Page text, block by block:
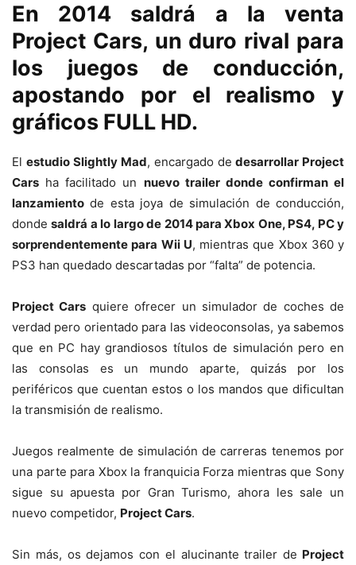
En 2014 saldrá a la venta
Project Cars, un duro rival para
los juegos de conducción,
apostando por el realismo y
gráficos FULL HD.
El estudio Slightly Mad, encargado de desarrollar Project
Cars ha facilitado un nuevo trailer donde confirman el
lanzamiento de esta joya de simulación de conducción,
dondesaldrá a lo largo de 2014 para Xbox One, PS4, PC y
sorprendentemente para Wii U, mientras que Xbox 360 y
PS3 han quedado descartadas por “falta” de potencia.
Project Cars quiere ofrecer un simulador de coches de
verdad pero orientado para las videoconsolas, ya sabemos
que en PC hay grandiosos títulos de simulación pero en
las consolas es un mundo aparte, quizás por los
periféricos que cuentan estos o los mandos que dificultan
la transmisión de realismo.
Juegos realmente de simulación de carreras tenemos por
una parte para Xbox la franquicia Forza mientras que Sony
sigue su apuesta por Gran Turismo, ahora les sale un
nuevo competidor, Project Cars.
Sin más, os dejamos con el alucinante trailer de Project